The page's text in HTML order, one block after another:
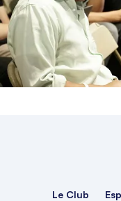
Le Club